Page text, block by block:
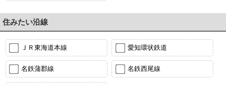
住みたい沿線
ＪＲ東海道本線 愛知環状鉄道
名鉄蒲郡線 名鉄西尾線